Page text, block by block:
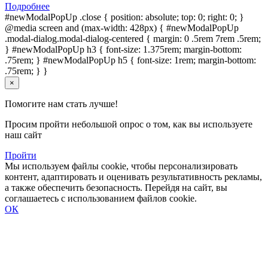
Подробнее
#newModalPopUp .close { position: absolute; top: 0; right: 0; }
@media screen and (max-width: 428px) { #newModalPopUp
.modal-dialog.modal-dialog-centered { margin: 0 .5rem 7rem .5rem;
} #newModalPopUp h3 { font-size: 1.375rem; margin-bottom:
.75rem; } #newModalPopUp h5 { font-size: 1rem; margin-bottom:
.75rem; } }
×
Помогите нам стать лучше!
Просим пройти небольшой опрос о том, как вы используете
наш сайт
Пройти
Мы используем файлы cookie, чтобы персонализировать
контент, адаптировать и оценивать результативность рекламы,
а также обеспечить безопасность. Перейдя на сайт, вы
соглашаетесь с использованием файлов cookie.
ОК